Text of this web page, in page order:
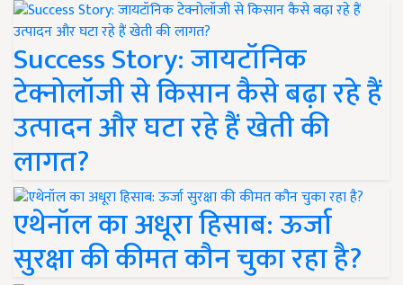
Success Story: जायटॉनिक
टेक्नोलॉजी से किसान कैसे बढ़ा रहे हैं
उत्पादन और घटा रहे हैं खेती की
लागत?
एथेनॉल का अधूरा हिसाब: ऊर्जा
सुरक्षा की कीमत कौन चुका रहा है?